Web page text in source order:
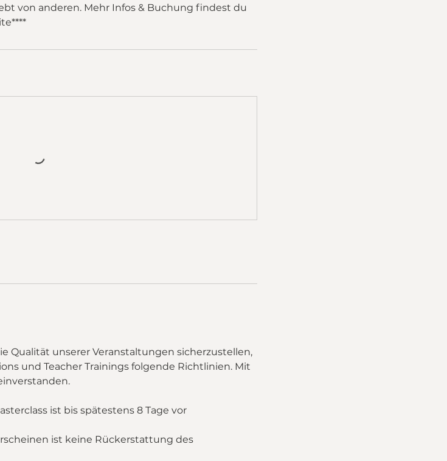
von anderen. Mehr Infos & Buchung findest du
Qualität unserer Veranstaltungen sicherzustellen,
und Teacher Trainings folgende Richtlinien. Mit
ist bis spätestens 8 Tage vor
ist keine Rückerstattung des